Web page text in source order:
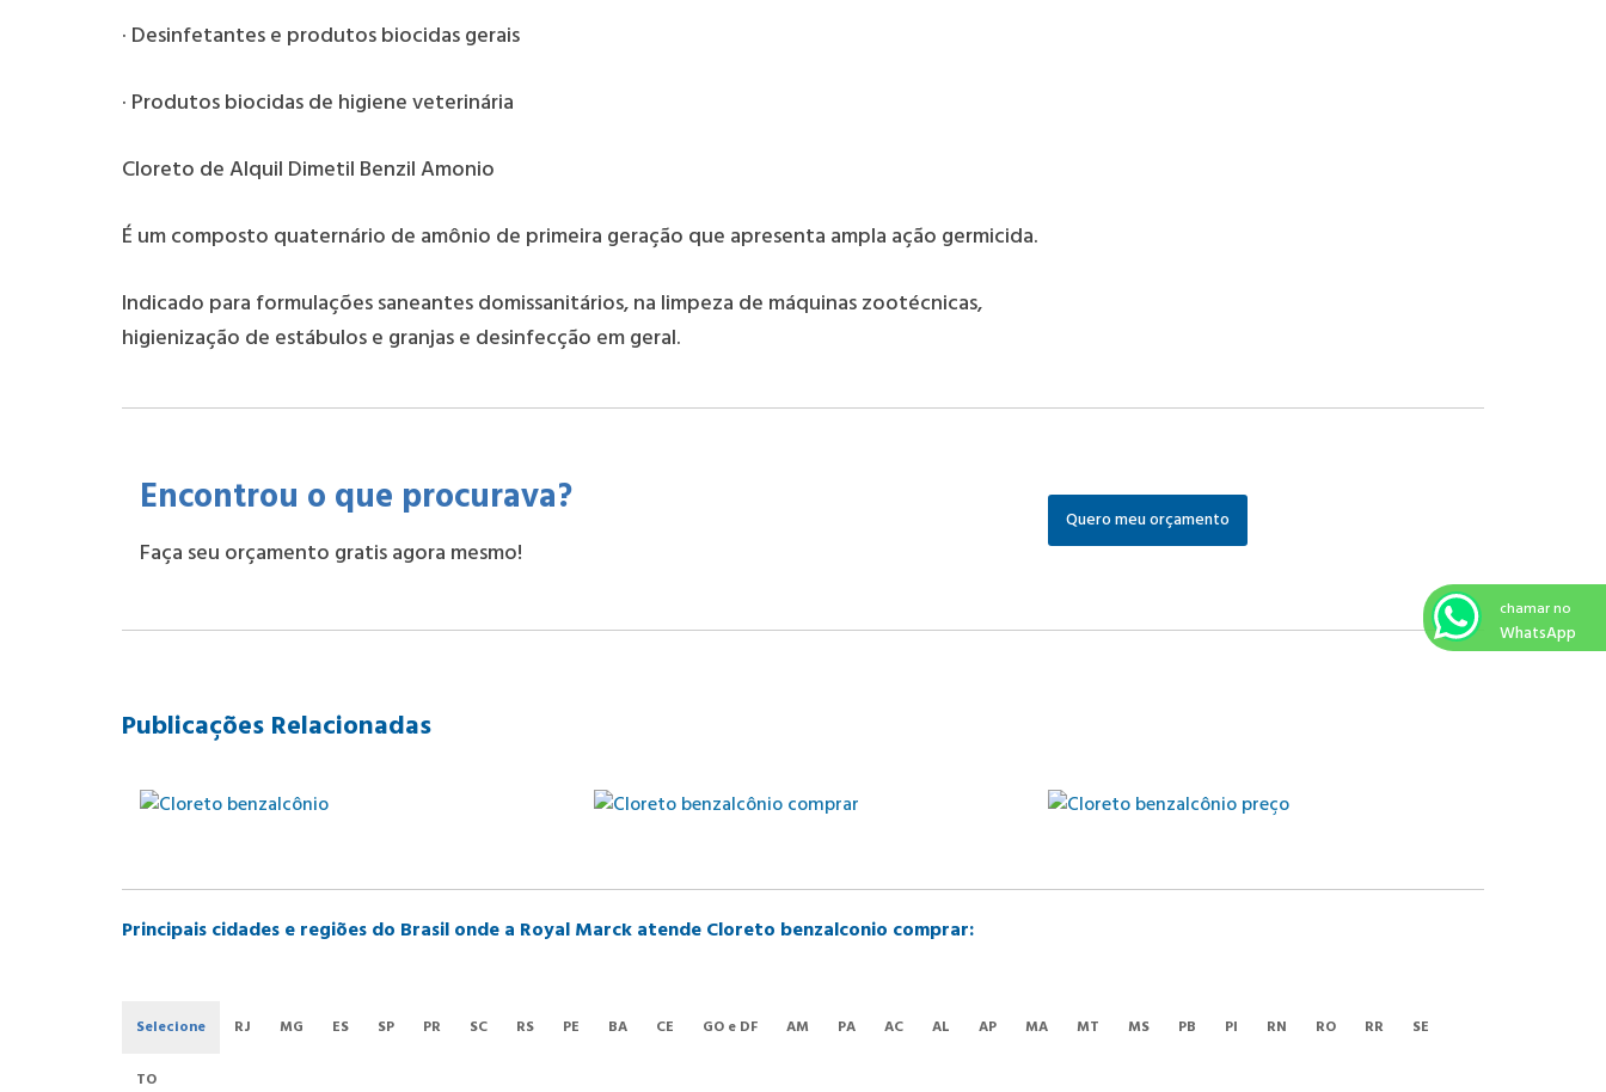
· Desinfetantes e produtos biocidas gerais
· Produtos biocidas de higiene veterinária
Cloreto de Alquil Dimetil Benzil Amonio
É um composto quaternário de amônio de primeira geração que apresenta ampla ação germicida.
Indicado para formulações saneantes domissanitários, na limpeza de máquinas zootécnicas,
higienização de estábulos e granjas e desinfecção em geral.
Encontrou o que procurava?
Faça seu orçamento gratis agora mesmo!
Quero meu orçamento
Publicações Relacionadas
Principais cidades e regiões do Brasil onde a Royal Marck atende Cloreto benzalconio comprar:
Selecione RJ MG ES SP PR SC RS PE BA CE GO e DF AM PA AC AL AP MA MT MS PB PI RN RO RR SE
TO
chamar no
WhatsApp